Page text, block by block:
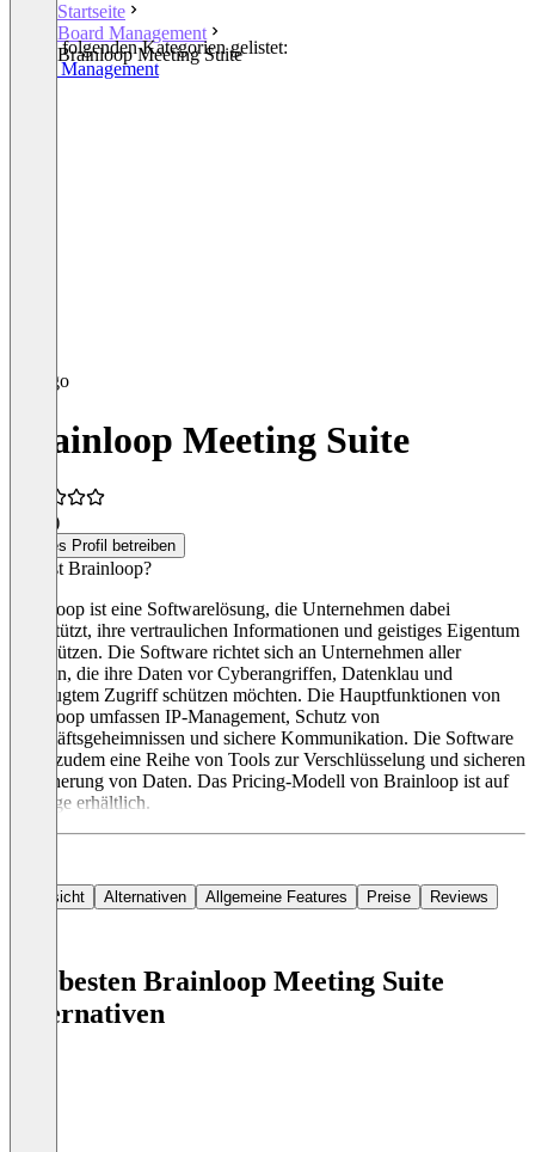
Startseite
Board Management
Brainloop Meeting Suite
In den folgenden Kategorien gelistet:
Board Management
Brainloop Meeting Suite
(1)
Dieses Profil betreiben
Was ist Brainloop?
Brainloop ist eine Softwarelösung, die Unternehmen dabei
unterstützt, ihre vertraulichen Informationen und geistiges Eigentum
zu schützen. Die Software richtet sich an Unternehmen aller
Größen, die ihre Daten vor Cyberangriffen, Datenklau und
unbefugtem Zugriff schützen möchten. Die Hauptfunktionen von
Brainloop umfassen IP-Management, Schutz von
Geschäftsgeheimnissen und sichere Kommunikation. Die Software
bietet zudem eine Reihe von Tools zur Verschlüsselung und sicheren
Speicherung von Daten. Das Pricing-Modell von Brainloop ist auf
Anfrage erhältlich.
Übersicht Alternativen Allgemeine Features Preise Reviews
Die besten Brainloop Meeting Suite
Alternativen